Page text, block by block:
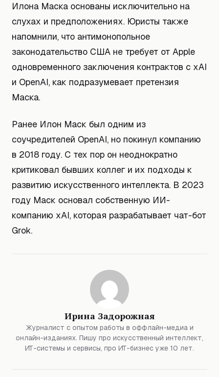
Илона Маска основаны исключительно на
слухах и предположениях. Юристы также
напомнили, что антимонопольное
законодательство США не требует от Apple
одновременного заключения контрактов с xAI
и OpenAI, как подразумевает претензия
Маска.
Ранее Илон Маск был одним из
соучредителей OpenAI, но покинул компанию
в 2018 году. С тех пор он неоднократно
критиковал бывших коллег и их подходы к
развитию искусственного интеллекта. В 2023
году Маск основал собственную ИИ-
компанию xAI, которая разрабатывает чат-бот
Grok.
Ирина Задорожная
Журналист с опытом работы в оффлайн-медиа и
онлайн-изданиях. Пишу про искусственный интеллект,
ИТ-системы и сервисы, про ИТ-бизнес уже 10 лет.